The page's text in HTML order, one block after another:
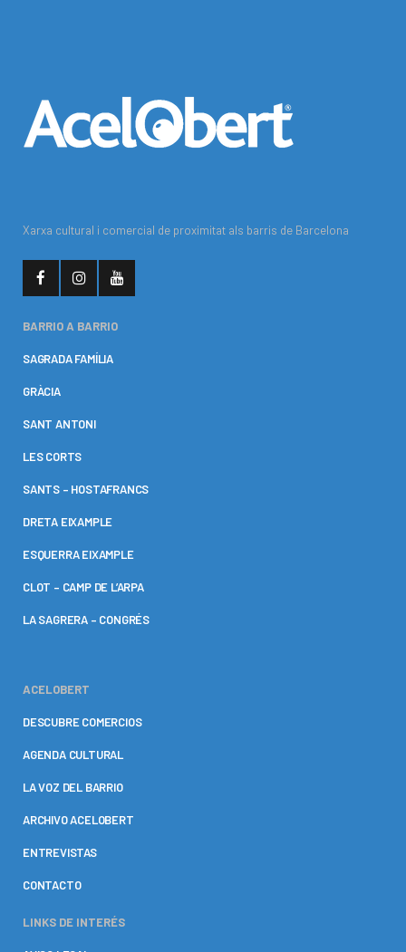
Xarxa cultural i comercial de proximitat als barris de Barcelona
BARRIO A BARRIO
SAGRADA FAMÍLIA
GRÀCIA
SANT ANTONI
LES CORTS
SANTS – HOSTAFRANCS
DRETA EIXAMPLE
ESQUERRA EIXAMPLE
CLOT – CAMP DE L’ARPA
LA SAGRERA – CONGRÉS
ACELOBERT
DESCUBRE COMERCIOS
AGENDA CULTURAL
LA VOZ DEL BARRIO
ARCHIVO ACELOBERT
ENTREVISTAS
CONTACTO
LINKS DE INTERÉS